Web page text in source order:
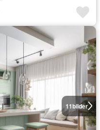
11bilder